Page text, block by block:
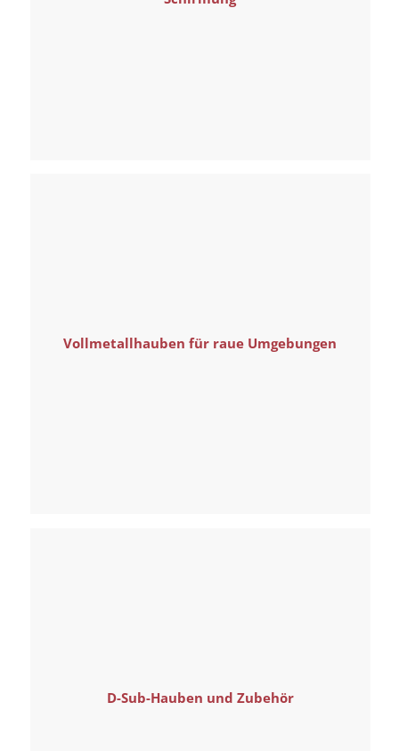
Vollmetallhauben für raue Umgebungen
D-Sub-Hauben und Zubehör